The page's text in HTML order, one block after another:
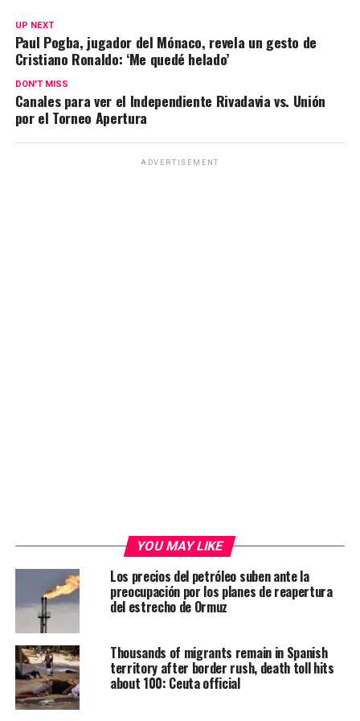
s
A
p
p
o
k
a
m
n
ar
UP NEXT
Paul Pogba, jugador del Mónaco, revela un gesto de
Cristiano Ronaldo: ‘Me quedé helado’
DON'T MISS
Canales para ver el Independiente Rivadavia vs. Unión
por el Torneo Apertura
ADVERTISEMENT
YOU MAY LIKE
Los precios del petróleo suben ante la
preocupación por los planes de reapertura
del estrecho de Ormuz
Thousands of migrants remain in Spanish
territory after border rush, death toll hits
about 100: Ceuta official